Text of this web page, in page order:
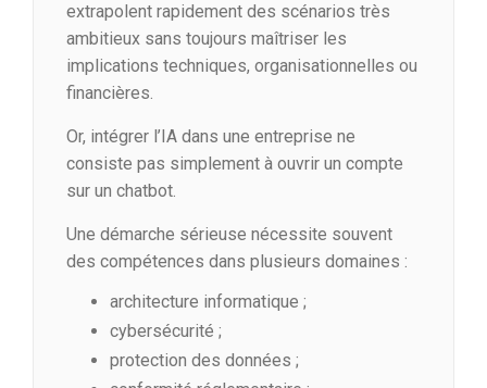
extrapolent rapidement des scénarios très
ambitieux sans toujours maîtriser les
implications techniques, organisationnelles ou
financières.
Or, intégrer l’IA dans une entreprise ne
consiste pas simplement à ouvrir un compte
sur un chatbot.
Une démarche sérieuse nécessite souvent
des compétences dans plusieurs domaines :
architecture informatique ;
cybersécurité ;
protection des données ;